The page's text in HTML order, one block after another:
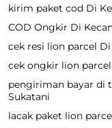
kirim paket cod Di
COD Ongkir Di
cek resi lion parcel
cek ongkir lion
pengiriman bayar di
Sukatani
lacak paket lion